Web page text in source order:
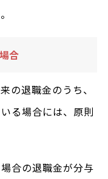
合
の退職金のうち、
る場合には、原則
合の退職金が分与